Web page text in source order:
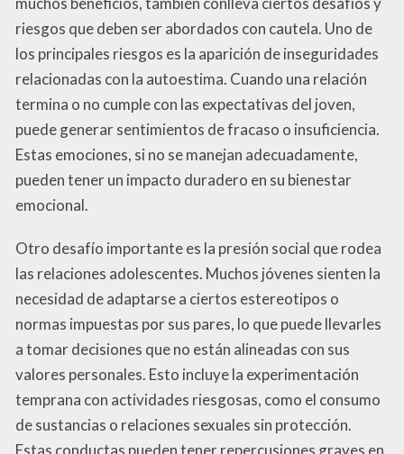
riesgos que deben ser abordados con cautela. Uno de
los principales riesgos es la aparición de inseguridades
relacionadas con la autoestima. Cuando una relación
termina o no cumple con las expectativas del joven,
puede generar sentimientos de fracaso o insuficiencia.
Estas emociones, si no se manejan adecuadamente,
pueden tener un impacto duradero en su bienestar
emocional.
Otro desafío importante es la presión social que rodea
las relaciones adolescentes. Muchos jóvenes sienten la
necesidad de adaptarse a ciertos estereotipos o
normas impuestas por sus pares, lo que puede llevarles
a tomar decisiones que no están alineadas con sus
valores personales. Esto incluye la experimentación
temprana con actividades riesgosas, como el consumo
de sustancias o relaciones sexuales sin protección.
Estas conductas pueden tener repercusiones graves en